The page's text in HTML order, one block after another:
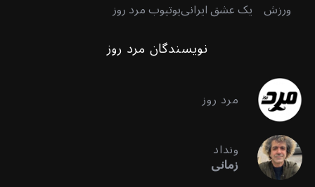
ورزش یک عشق ایرانییوتیوب مرد روز
نویسندگان مرد روز
مرد روز
ونداد
زمانی